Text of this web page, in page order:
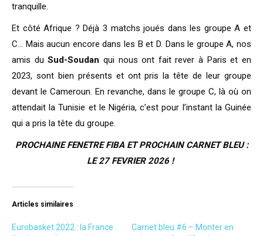
tranquille.
Et côté Afrique ? Déjà 3 matchs joués dans les groupe A et
C… Mais aucun encore dans les B et D. Dans le groupe A, nos
amis duSud-Soudan qui nous ont fait rever à Paris et en
2023, sont bien présents et ont pris la tête de leur groupe
devant le Cameroun. En revanche, dans le groupe C, là où on
attendait la Tunisie et le Nigéria, c’est pour l’instant la Guinée
qui a pris la tête du groupe.
PROCHAINE FENETRE FIBA ET PROCHAIN CARNET BLEU :
LE 27 FEVRIER 2026 !
Articles similaires
Eurobasket 2022 : la France
Carnet bleu #6 – Monter en